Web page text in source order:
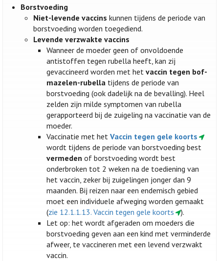
Borstvoeding
Niet-levende vaccins kunnen tijdens de periode van
borstvoeding worden toegediend.
Levende verzwakte vaccins
Wanneer de moeder geen of onvoldoende
antistoffen tegen rubella heeft, kan zij
gevaccineerd worden met het vaccin tegen bof-
mazelen-rubellatijdens de periode van
borstvoeding (ook dadelijk na de bevalling). Heel
zelden zijn milde symptomen van rubella
gerapporteerd bij de zuigeling na vaccinatie van de
moeder.
Vaccinatie met het Vaccin tegen gele koorts
wordt tijdens de periode van borstvoeding best
vermeden of borstvoeding wordt best
onderbroken tot 2 weken na de toediening van
het vaccin, zeker bij zuigelingen jonger dan 9
maanden. Bij reizen naar een endemisch gebied
moet een individuele afweging worden gemaakt
(zie 12.1.1.13. Vaccin tegen gele koorts
).
Let op: het wordt afgeraden om moeders die
borstvoeding geven aan een kind met verminderde
afweer, te vaccineren met een levend verzwakt
vaccin.